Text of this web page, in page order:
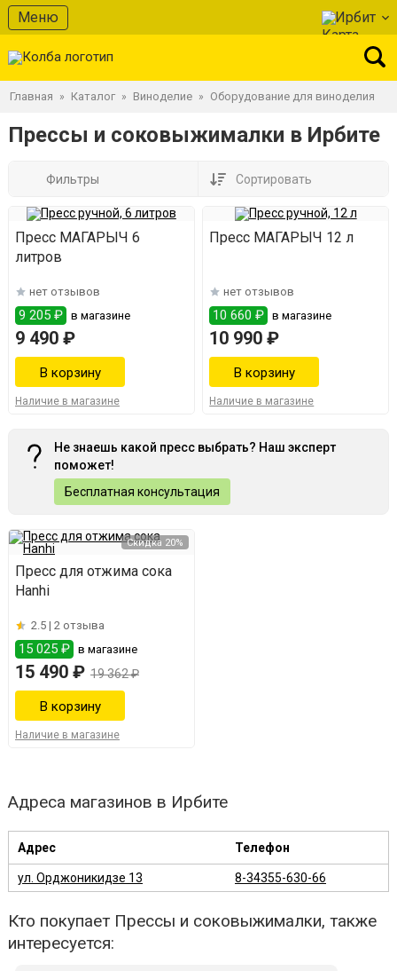
Меню Ирбит
Главная » Каталог » Виноделие » Оборудование для виноделия
Прессы и соковыжималки в Ирбите
Фильтры Сортировать
Пресс МАГАРЫЧ 6
литров
нет отзывов
9 205 ₽ в магазине
9 490 ₽
Наличие в магазине
Пресс МАГАРЫЧ 12 л
нет отзывов
10 660 ₽ в магазине
10 990 ₽
Наличие в магазине
Не знаешь какой пресс выбрать? Наш эксперт
поможет!
Бесплатная консультация
Скидка 20%
Пресс для отжима сока
Hanhi
2.5 | 2 отзыва
15 025 ₽ в магазине
15 490 ₽ 19 362 ₽
Наличие в магазине
Адреса магазинов в Ирбите
Адрес Телефон
ул. Орджоникидзе 13 8-34355-630-66
Кто покупает Прессы и соковыжималки, также
интересуется: